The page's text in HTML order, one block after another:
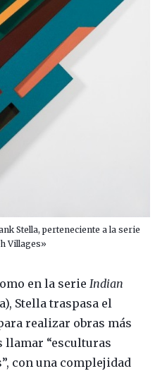
Stella, perteneciente a la serie
Villages»
en la serie Indian
Stella traspasa el
realizar obras más
llamar “esculturas
con una complejidad